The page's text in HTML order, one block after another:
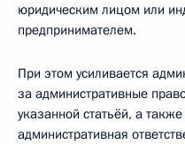
юридическим лицом или
предпринимателем.
При этом усиливается
за административные
указанной статьёй, а
административная